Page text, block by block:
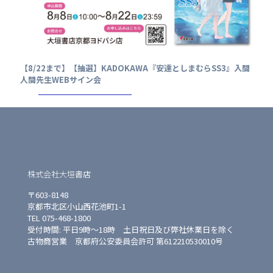
【8/22まで】【抽選】KADOKAWA『安達としまむらSS3』入間
人間先生WEBサイン会
株式会社大垣書店
〒603-8148
京都市北区小山西花池町1-1
TEL 075-468-1800
受付時間: 平日9時〜18時 土日祝日及び弊社休業日を除く
古物商営業 京都府公安委員会許可 第612210530010号